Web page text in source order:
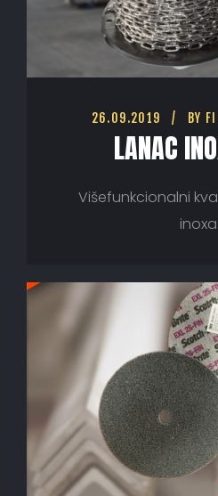
26.09.2019 BY
LANAC
Višefunkcionalni
inoxa.